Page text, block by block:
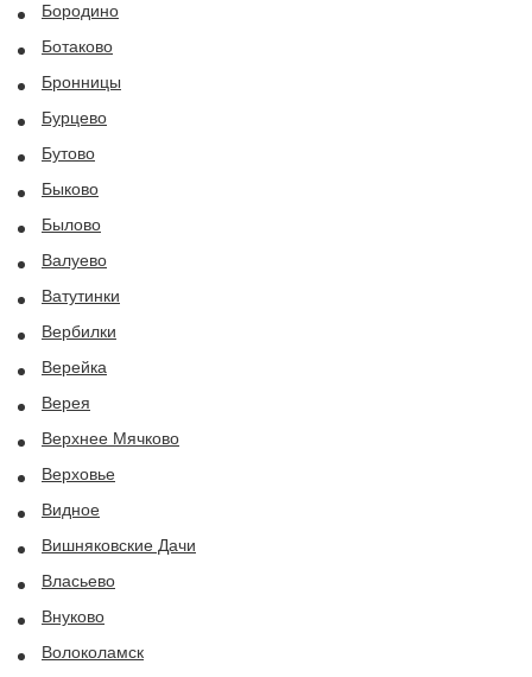
Бородино
Ботаково
Бронницы
Бурцево
Бутово
Быково
Былово
Валуево
Ватутинки
Вербилки
Верейка
Верея
Верхнее Мячково
Верховье
Видное
Вишняковские Дачи
Власьево
Внуково
Волоколамск